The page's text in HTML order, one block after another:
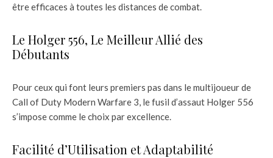
être efficaces à toutes les distances de combat.
Le Holger 556, Le Meilleur Allié des
Débutants
Pour ceux qui font leurs premiers pas dans le multijoueur de
Call of Duty Modern Warfare 3, le fusil d’assaut Holger 556
s’impose comme le choix par excellence.
Facilité d’Utilisation et Adaptabilité